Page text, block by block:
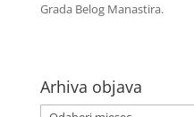
Grada Belog Manastira.
Arhiva objava